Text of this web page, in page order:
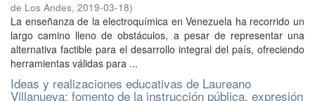
de Los Andes, 2019-03-18)
La enseñanza de la electroquímica en Venezuela ha recorrido un
largo camino lleno de obstáculos, a pesar de representar una
alternativa factible para el desarrollo integral del país, ofreciendo
herramientas válidas para ...
Ideas y realizaciones educativas de Laureano
Villanueva: fomento de la instrucción pública, expresión